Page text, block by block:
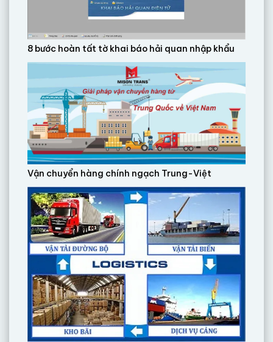
8 bước hoàn tất tờ khai báo hải quan nhập khẩu
Vận chuyển hàng chính ngạch Trung-Việt